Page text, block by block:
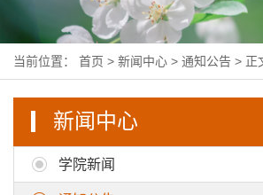
当前位置： 首页 > 新闻中心 > 通知公告 > 正
新闻中心
学院新闻